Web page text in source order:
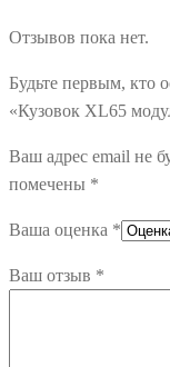
Отзывов пока нет.
Будьте первым, кто
«Кузовок XL65
Ваш адрес email не
помечены *
Ваша оценка *
Ваш отзыв *